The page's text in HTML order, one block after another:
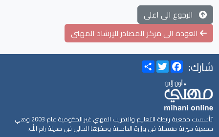
الرجوع الى اعلى
العودة الى مركز المصادر للإرشاد المهني
شارك: ShareTwitterFacebook
تأسست جمعية رابطة التعليم والتدريب المهني غير الحكومية عام 2003 وهي
جمعية خيرية مسجلة في وزارة الداخلية ومقرها الحالي في مدينة رام الله.